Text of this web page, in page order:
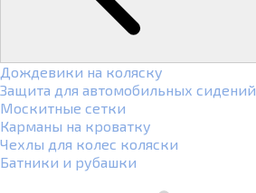
Дождевики на коляску
Защита для автомобильных сидений
Москитные сетки
Карманы на кроватку
Чехлы для колес коляски
Батники и рубашки